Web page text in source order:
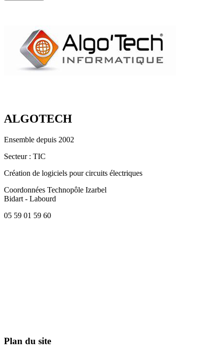
ALGOTECH
Ensemble depuis 2002
Secteur: TIC
Création de logiciels pour circuits électriques
Coordonnées Technopôle Izarbel
Bidart - Labourd
05 59 01 59 60
Plan du site